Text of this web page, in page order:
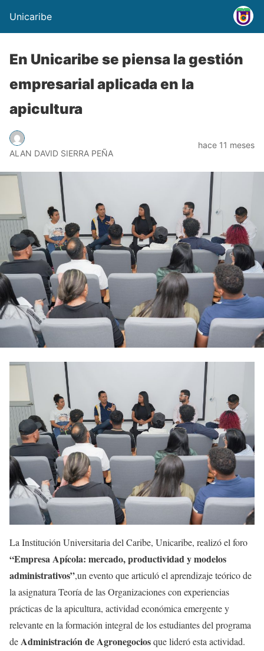
Unicaribe
En Unicaribe se piensa la gestión
empresarial aplicada en la
apicultura
ALAN DAVID SIERRA PEÑA
hace 11 meses
La Institución Universitaria del Caribe, Unicaribe, realizó el foro
“Empresa Apícola: mercado, productividad y modelos
administrativos”,un evento que articuló el aprendizaje teórico de
la asignatura Teoría de las Organizaciones con experiencias
prácticas de la apicultura, actividad económica emergente y
relevante en la formación integral de los estudiantes del programa
deAdministración de Agronegociosque lideró esta actividad.